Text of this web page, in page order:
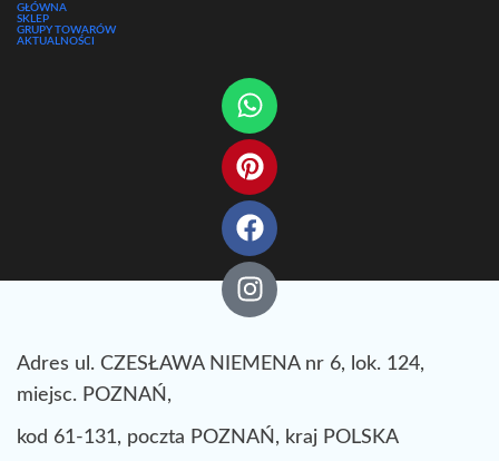
GŁÓWNA
SKLEP
GRUPY TOWARÓW
AKTUALNOŚCI
Adres ul. CZESŁAWA NIEMENA nr 6, lok. 124,
miejsc. POZNAŃ,
kod 61-131, poczta POZNAŃ, kraj POLSKA